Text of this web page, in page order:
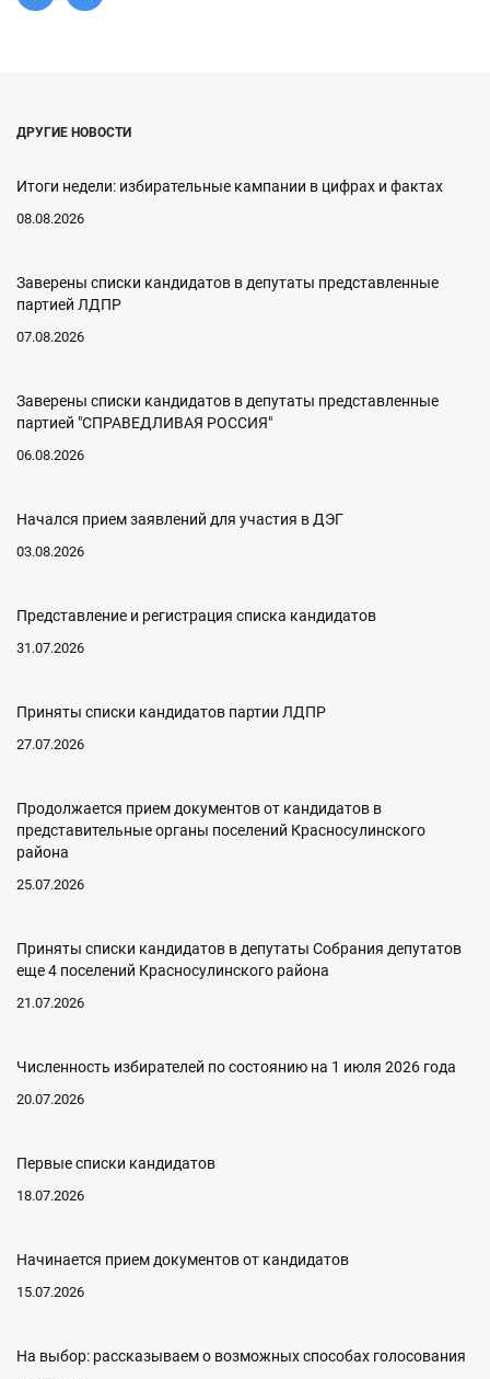
ДРУГИЕ НОВОСТИ
Итоги недели: избирательные кампании в цифрах и фактах
08.08.2026
Заверены списки кандидатов в депутаты представленные
партией ЛДПР
07.08.2026
Заверены списки кандидатов в депутаты представленные
партией "СПРАВЕДЛИВАЯ РОССИЯ"
06.08.2026
Начался прием заявлений для участия в ДЭГ
03.08.2026
Представление и регистрация списка кандидатов
31.07.2026
Приняты списки кандидатов партии ЛДПР
27.07.2026
Продолжается прием документов от кандидатов в
представительные органы поселений Красносулинского
района
25.07.2026
Приняты списки кандидатов в депутаты Собрания депутатов
еще 4 поселений Красносулинского района
21.07.2026
Численность избирателей по состоянию на 1 июля 2026 года
20.07.2026
Первые списки кандидатов
18.07.2026
Начинается прием документов от кандидатов
15.07.2026
На выбор: рассказываем о возможных способах голосования